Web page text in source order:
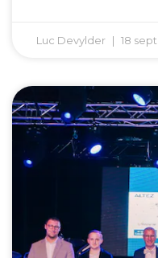
Luc Devylder 18